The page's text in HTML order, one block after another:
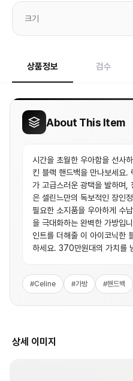
크기
상품정보 검수
About This Item
시간을 초월한 우아함을 선사
킨 블랙 핸드백을 만나보세요.
가 고급스러운 광택을 발하며,
은 셀린느만의 독보적인 장인
필요한 소지품을 우아하게 수
을 극대화하는 완벽한 가방입
인트를 더해줄 이 아이코닉한
하세요. 370만원대의 가치를
#Celine #가방 #핸드백
상세 이미지